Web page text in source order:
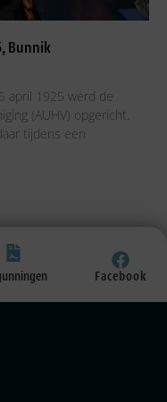
Bunnik
april 1925 werd de
(AUHV) opgericht.
tijdens een
Facebook